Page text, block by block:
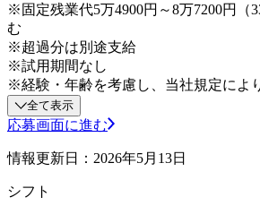
※固定残業代5万4900円～8万7200円（
む
※超過分は別途支給
※試用期間なし
※経験・年齢を考慮し、当社規定によ
全て表示
応募画面に進む
情報更新日：2026年5月13日
シフト